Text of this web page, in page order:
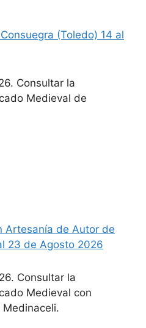
(Toledo) 14 al
Consultar la
Medieval de
Artesanía de Autor de
23 de Agosto 2026
Consultar la
Medieval con